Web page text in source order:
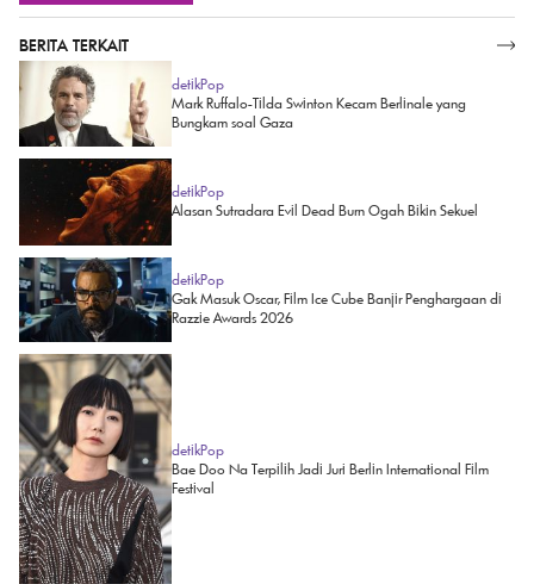
BERITA TERKAIT
detikPop
Mark Ruffalo-Tilda Swinton Kecam Berlinale yang
Bungkam soal Gaza
detikPop
Alasan Sutradara Evil Dead Burn Ogah Bikin Sekuel
detikPop
Gak Masuk Oscar, Film Ice Cube Banjir Penghargaan di
Razzie Awards 2026
detikPop
Bae Doo Na Terpilih Jadi Juri Berlin International Film
Festival